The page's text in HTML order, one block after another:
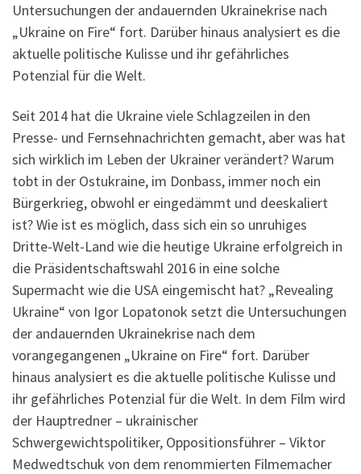
Untersuchungen der andauernden Ukrainekrise nach
„Ukraine on Fire“ fort. Darüber hinaus analysiert es die
aktuelle politische Kulisse und ihr gefährliches
Potenzial für die Welt.
Seit 2014 hat die Ukraine viele Schlagzeilen in den
Presse- und Fernsehnachrichten gemacht, aber was hat
sich wirklich im Leben der Ukrainer verändert? Warum
tobt in der Ostukraine, im Donbass, immer noch ein
Bürgerkrieg, obwohl er eingedämmt und deeskaliert
ist? Wie ist es möglich, dass sich ein so unruhiges
Dritte-Welt-Land wie die heutige Ukraine erfolgreich in
die Präsidentschaftswahl 2016 in eine solche
Supermacht wie die USA eingemischt hat? „Revealing
Ukraine“ von Igor Lopatonok setzt die Untersuchungen
der andauernden Ukrainekrise nach dem
vorangegangenen „Ukraine on Fire“ fort. Darüber
hinaus analysiert es die aktuelle politische Kulisse und
ihr gefährliches Potenzial für die Welt. In dem Film wird
der Hauptredner – ukrainischer
Schwergewichtspolitiker, Oppositionsführer – Viktor
Medwedtschuk von dem renommierten Filmemacher